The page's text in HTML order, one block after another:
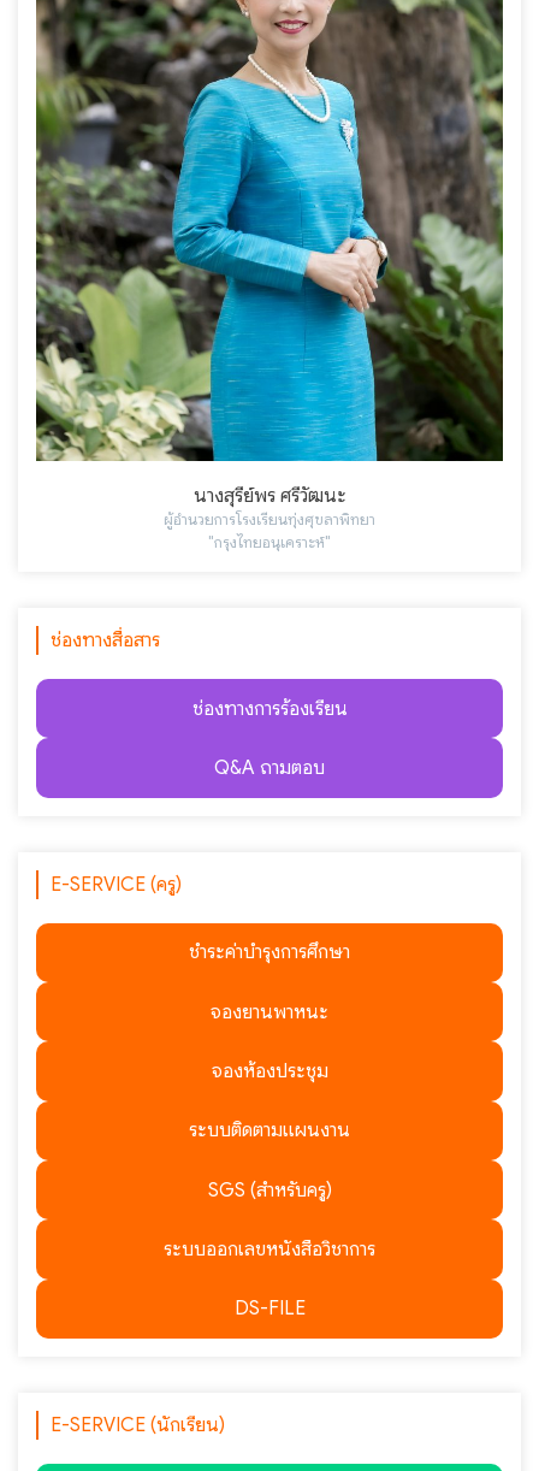
นางสุรีย์พร ศรีวัฒนะ
ผู้อำนวยการโรงเรียนทุ่งศุขลาพิทยา
"กรุงไทยอนุเคราะห์"
ช่องทางสื่อสาร
ช่องทางการร้องเรียน
Q&A ถามตอบ
E-SERVICE (ครู)
ชำระค่าบำรุงการศึกษา
จองยานพาหนะ
จองห้องประชุม
ระบบติดตามแผนงาน
SGS (สำหรับครู)
ระบบออกเลขหนังสือวิชาการ
DS-FILE
E-SERVICE (นักเรียน)